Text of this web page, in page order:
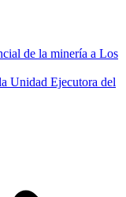
de la minería a Los
Unidad Ejecutora del